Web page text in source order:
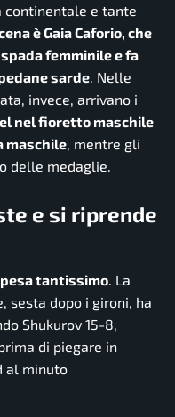
continentale e tante
è Gaia Caforio, che
femminile e fa
sarde. Nelle
invece, arrivano i
nel fioretto maschile
maschile, mentre gli
delle medaglie.
e si riprende
pesa tantissimo. La
sesta dopo i gironi, ha
Shukurov 15-8,
di piegare in
al minuto